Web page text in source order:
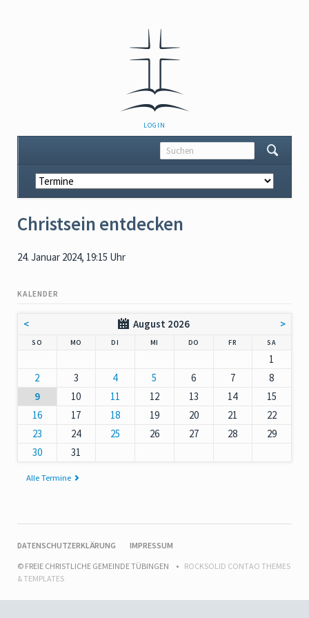
NAVIGATION
ÜBERSPRINGEN
LOGIN
Navigation
überspringen
Christsein entdecken
24. Januar 2024, 19:15 Uhr
KALENDER
< August 2026 >
SO MO DI MI DO NNERSTAG
FR SAMSTAG
1
2
3 4 5 6 7
8
9
10 11 12 13 14
15
16
17 18 19 20 21
22
23
24 25 26 27 28
29
30
31
Alle Termine
NAVIGATION
DATENSCHUTZERKLÄRUNG
IMPRESSUM
© FREIE CHRISTLICHE GEMEINDE TÜBINGEN
ROCKSOLID CONTAO THEMES
& TEMPLATES